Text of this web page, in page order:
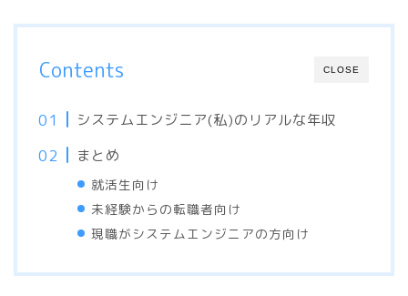
CLOSE
Contents
システムエンジニア(私)のリアルな年収
まとめ
就活生向け
未経験からの転職者向け
現職がシステムエンジニアの方向け